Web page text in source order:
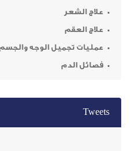
الوجه والجسم